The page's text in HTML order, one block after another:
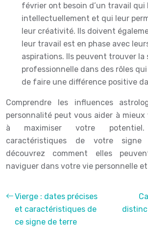
février ont besoin d’un travail qui
intellectuellement et qui leur
leur créativité. Ils doivent
leur travail est en phase avec
aspirations. Ils peuvent trouver
professionnelle dans des rôles
de faire une différence positive
Comprendre les influences
personnalité peut vous aider à
à maximiser votre
caractéristiques de votre signe
découvrez comment elles
naviguer dans votre vie personnelle
Vierge : dates précises
et caractéristiques de
ce signe de terre